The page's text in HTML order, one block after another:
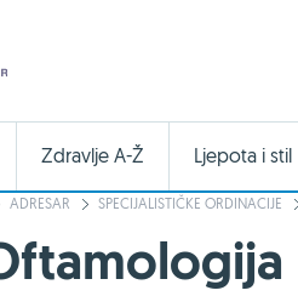
Zdravlje A-Ž Ljepota i stil
ADRESAR SPECIJALISTIČKE ORDINACIJE